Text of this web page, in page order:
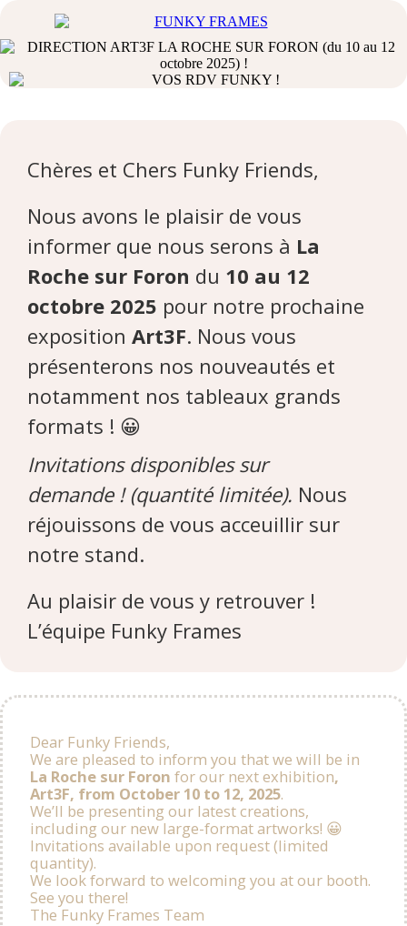
Chères et Chers Funky Friends,
Nous avons le plaisir de vous
informer que nous serons à La
Roche sur Foron du 10 au 12
octobre 2025 pour notre prochaine
exposition Art3F. Nous vous
présenterons nos nouveautés et
notamment nos tableaux grands
formats ! 😀
Invitations disponibles sur
demande ! (quantité limitée). Nous
réjouissons de vous acceuillir sur
notre stand.
Au plaisir de vous y retrouver !
L’équipe Funky Frames
Dear Funky Friends,
We are pleased to inform you that we will be in
La Roche sur Foron for our next exhibition,
Art3F, from October 10 to 12, 2025.
We’ll be presenting our latest creations,
including our new large-format artworks! 😀
Invitations available upon request (limited
quantity).
We look forward to welcoming you at our booth.
See you there!
The Funky Frames Team